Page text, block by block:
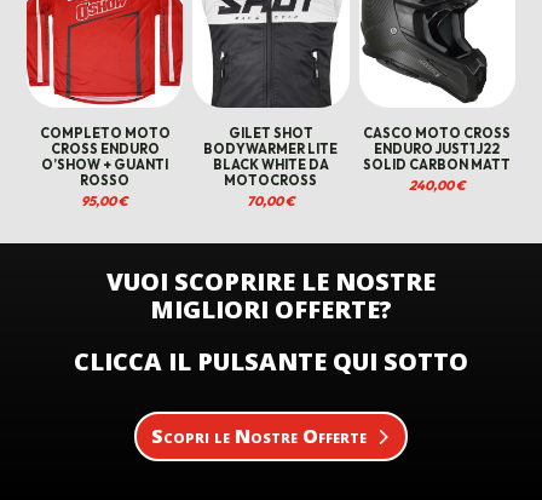
COMPLETO MOTO
CROSS ENDURO
O’SHOW + GUANTI
ROSSO
95,00€
GILET SHOT
BODYWARMER LITE
BLACK WHITE DA
MOTOCROSS
70,00€
CASCO MOTO CROSS
ENDURO JUST1 J22
SOLID CARBON MATT
240,00€
VUOI SCOPRIRE LE NOSTRE
MIGLIORI OFFERTE?
CLICCA IL PULSANTE QUI SOTTO
Scopri le Nostre Offerte